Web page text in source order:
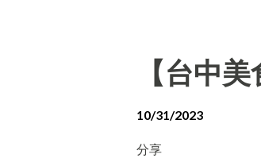
【台中
10/31/2023
分享